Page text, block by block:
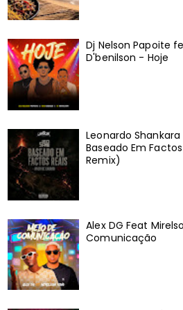
Dj Nelson Papoite
D'benilson - Hoje
Leonardo
Baseado Em
Remix)
Alex DG Feat
Comunicação